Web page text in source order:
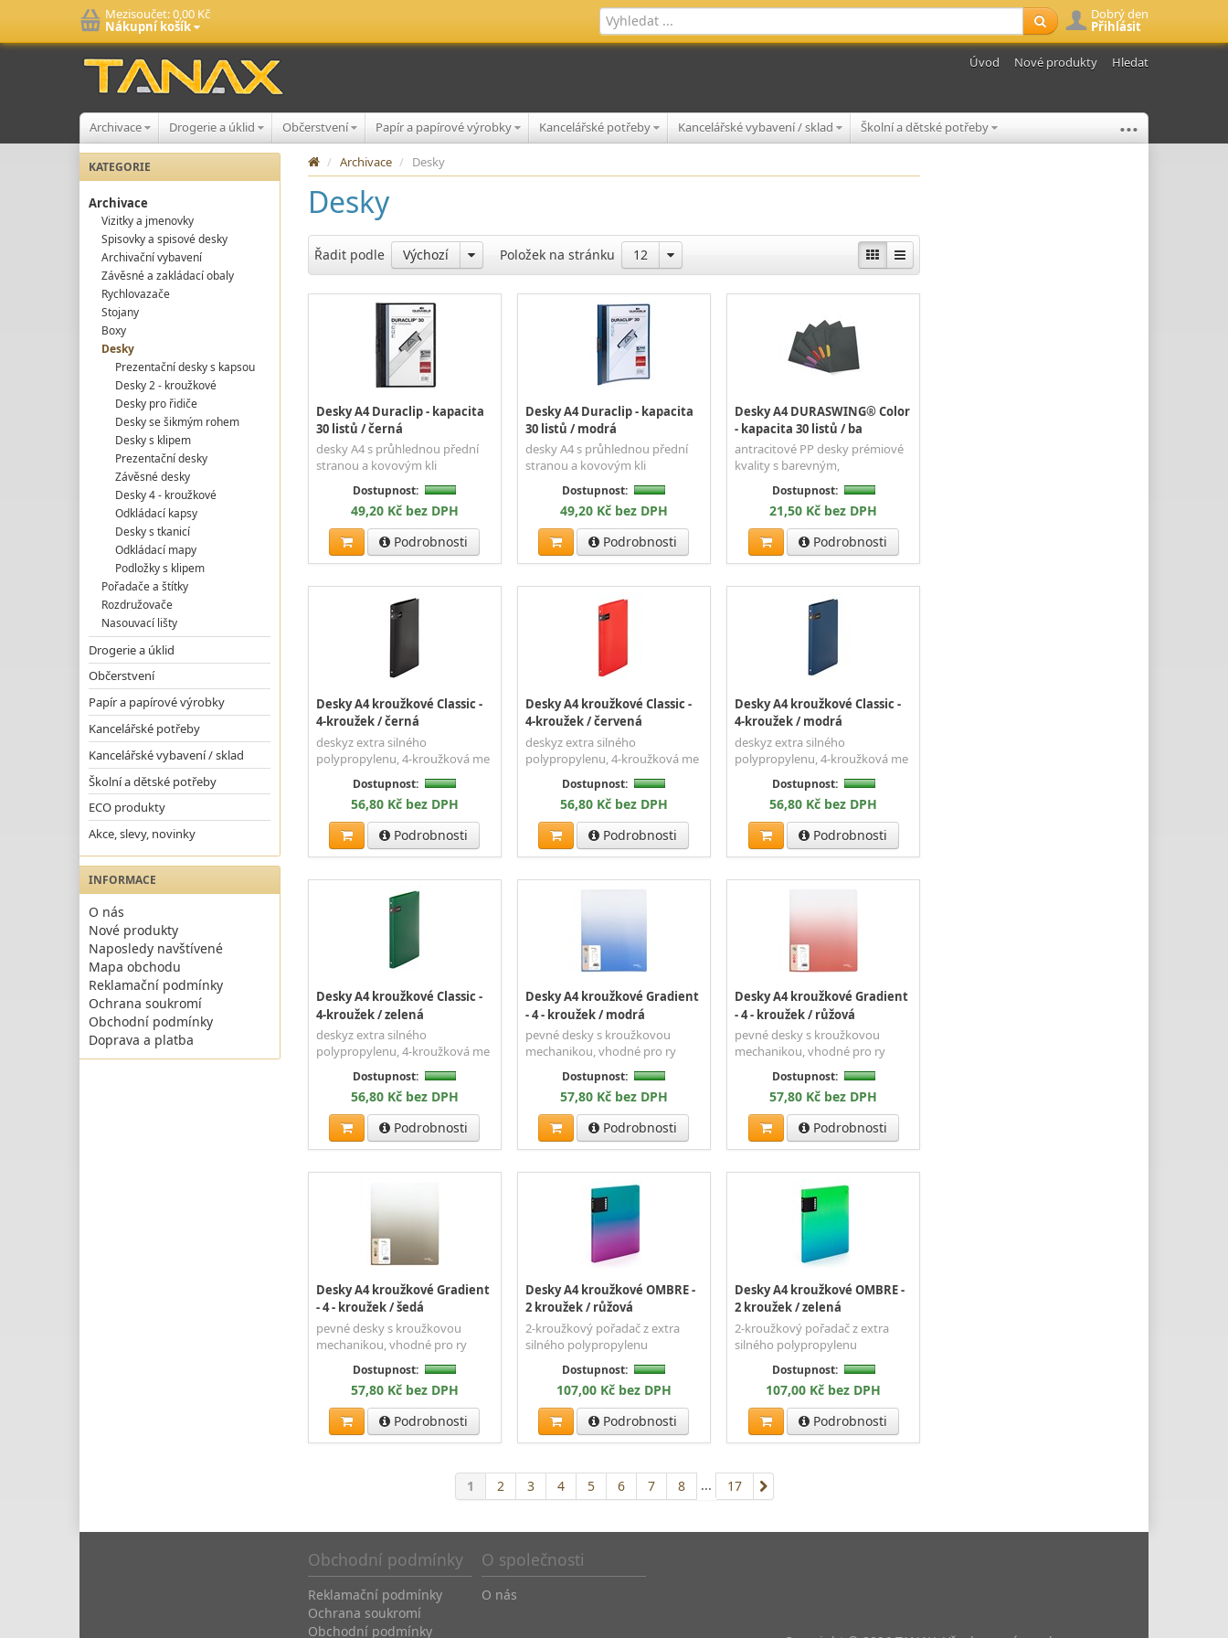
Mezisoučet:0,00 Kč
Nákupní košík
Dobrý den
Přihlásit
Úvod Nové produkty Hledat
Archivace Drogerie a úklid Občerstvení Papír a papírové výrobky Kancelářské potřeby Kancelářské vybavení / sklad Školní a dětské potřeby ...
KATEGORIE
Archivace
Vizitky a jmenovky
Spisovky a spisové desky
Archivační vybavení
Závěsné a zakládací obaly
Rychlovazače
Stojany
Boxy
Desky
Prezentační desky s kapsou
Desky 2 - kroužkové
Desky pro řidiče
Desky se šikmým rohem
Desky s klipem
Prezentační desky
Závěsné desky
Desky 4 - kroužkové
Odkládací kapsy
Desky s tkanicí
Odkládací mapy
Podložky s klipem
Pořadače a štítky
Rozdružovače
Nasouvací lišty
Drogerie a úklid
Občerstvení
Papír a papírové výrobky
Kancelářské potřeby
Kancelářské vybavení / sklad
Školní a dětské potřeby
ECO produkty
Akce, slevy, novinky
INFORMACE
O nás
Nové produkty
Naposledy navštívené
Mapa obchodu
Reklamační podmínky
Ochrana soukromí
Obchodní podmínky
Doprava a platba
/ Archivace / Desky
Desky
Řadit podle Výchozí Položek na stránku 12
Desky A4 Duraclip - kapacita
30 listů / černá
desky A4 s průhlednou přední
stranou a kovovým kli
Dostupnost:
49,20 Kč bez DPH
Podrobnosti
Desky A4 Duraclip - kapacita
30 listů / modrá
desky A4 s průhlednou přední
stranou a kovovým kli
Dostupnost:
49,20 Kč bez DPH
Podrobnosti
Desky A4 DURASWING® Color
- kapacita 30 listů / ba
antracitové PP desky prémiové
kvality s barevným,
Dostupnost:
21,50 Kč bez DPH
Podrobnosti
Desky A4 kroužkové Classic -
4-kroužek / černá
deskyz extra silného
polypropylenu, 4-kroužková me
Dostupnost:
56,80 Kč bez DPH
Podrobnosti
Desky A4 kroužkové Classic -
4-kroužek / červená
deskyz extra silného
polypropylenu, 4-kroužková me
Dostupnost:
56,80 Kč bez DPH
Podrobnosti
Desky A4 kroužkové Classic -
4-kroužek / modrá
deskyz extra silného
polypropylenu, 4-kroužková me
Dostupnost:
56,80 Kč bez DPH
Podrobnosti
Desky A4 kroužkové Classic -
4-kroužek / zelená
deskyz extra silného
polypropylenu, 4-kroužková me
Dostupnost:
56,80 Kč bez DPH
Podrobnosti
Desky A4 kroužkové Gradient
- 4 - kroužek / modrá
pevné desky s kroužkovou
mechanikou, vhodné pro ry
Dostupnost:
57,80 Kč bez DPH
Podrobnosti
Desky A4 kroužkové Gradient
- 4 - kroužek / růžová
pevné desky s kroužkovou
mechanikou, vhodné pro ry
Dostupnost:
57,80 Kč bez DPH
Podrobnosti
Desky A4 kroužkové Gradient
- 4 - kroužek / šedá
pevné desky s kroužkovou
mechanikou, vhodné pro ry
Dostupnost:
57,80 Kč bez DPH
Podrobnosti
Desky A4 kroužkové OMBRE -
2 kroužek / růžová
2-kroužkový pořadač z extra
silného polypropylenu
Dostupnost:
107,00 Kč bez DPH
Podrobnosti
Desky A4 kroužkové OMBRE -
2 kroužek / zelená
2-kroužkový pořadač z extra
silného polypropylenu
Dostupnost:
107,00 Kč bez DPH
Podrobnosti
1 2 3 4 5 6 7 8 ... 17
Obchodní podmínky
Reklamační podmínky
Ochrana soukromí
Obchodní podmínky
O společnosti
O nás